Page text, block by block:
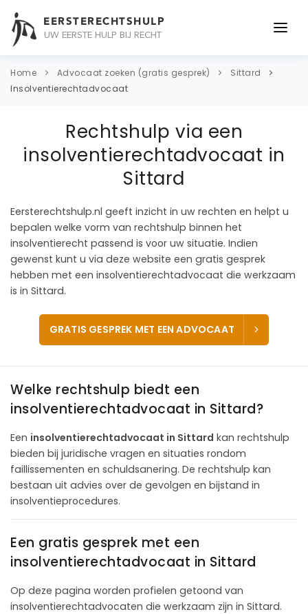
EERSTERECHTSHULP
UW EERSTE HULP BIJ RECHT
ONDERWERPEN
ADVOCAAT
OVER ONS
Home Advocaat zoeken (gratis gesprek)
Sittard
Insolventierechtadvocaat
Rechtshulp via een
insolventierechtadvocaat in
Sittard
Eersterechtshulp.nl geeft inzicht in uw rechten en helpt u
bepalen welke vorm van rechtshulp binnen het
insolventierecht passend is voor uw situatie. Indien
gewenst kunt u via deze website een gratis gesprek
hebben met een insolventierechtadvocaat die werkzaam
is in Sittard.
GRATIS GESPREK MET EEN ADVOCAAT
Welke rechtshulp biedt een
insolventierechtadvocaat in Sittard?
Een insolventierechtadvocaat in Sittard kan rechtshulp
bieden bij juridische vragen en situaties rondom
faillissementen en schuldsanering. De rechtshulp kan
bestaan uit advies over de gevolgen en bijstand in
insolventieprocedures.
Een gratis gesprek met een
insolventierechtadvocaat in Sittard
Op deze pagina worden profielen getoond van
insolventierechtadvocaten die werkzaam zijn in Sittard.